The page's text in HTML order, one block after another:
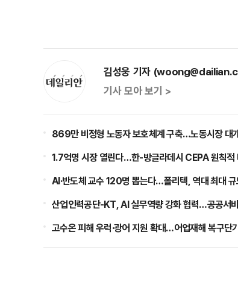
김성웅 기자
기사 모아 보기 >
869만 비정형 노동자 보호체계 구축…노동시장 대
1.7억명 시장 열린다…한-방글라데시 CEPA 원칙적
AI·반도체 교수 120명 뽑는다…폴리텍, 역대 최대
산업인력공단-KT, AI 실무역량 강화 협력…공공서
고수온 피해 우럭·광어 지원 확대…어업재해 복구